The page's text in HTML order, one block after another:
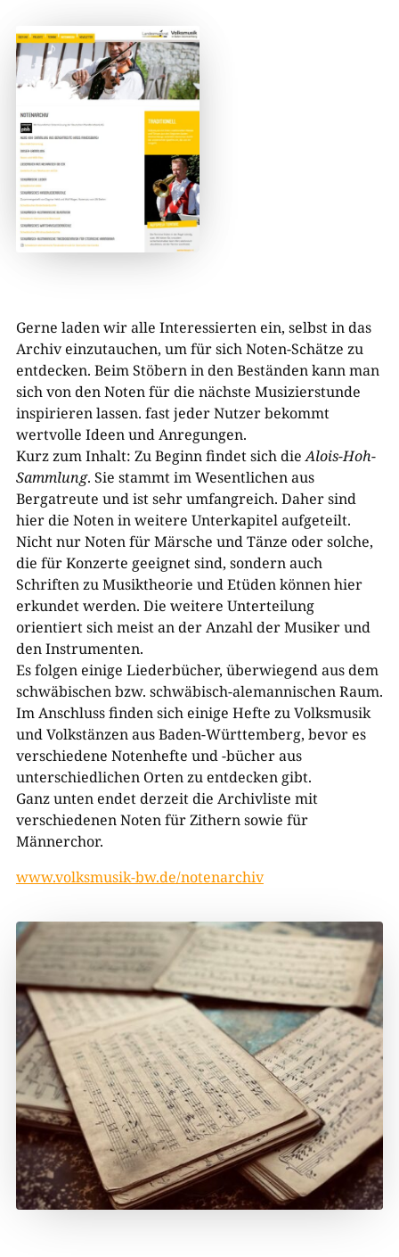
Gerne laden wir alle Interessierten ein, selbst in das
Archiv einzutauchen, um für sich Noten-​Schätze zu
entdecken. Beim Stöbern in den Beständen kann man
sich von den Noten für die nächste Musizierstunde
inspirieren lassen. fast jeder Nutzer bekommt
wertvolle Ideen und Anregungen.
Kurz zum Inhalt: Zu Beginn findet sich dieAlois-​Hoh-​
Sammlung. Sie stammt im Wesentlichen aus
Bergatreute und ist sehr umfangreich. Daher sind
hier die Noten in weitere Unterkapitel aufgeteilt.
Nicht nur Noten für Märsche und Tänze oder solche,
die für Konzerte geeignet sind, sondern auch
Schriften zu Musiktheorie und Etüden können hier
erkundet werden. Die weitere Unterteilung
orientiert sich meist an der Anzahl der Musiker und
den Instrumenten.
Es folgen einige Liederbücher, überwiegend aus dem
schwäbischen bzw. schwäbisch-​alemannischen Raum.
Im Anschluss finden sich einige Hefte zu Volksmusik
und Volkstänzen aus Baden-​Württemberg, bevor es
verschiedene Notenhefte und -bücher aus
unterschiedlichen Orten zu entdecken gibt.
Ganz unten endet derzeit die Archivliste mit
verschiedenen Noten für Zithern sowie für
Männerchor.
www.volksmusik-bw.de/notenarchiv